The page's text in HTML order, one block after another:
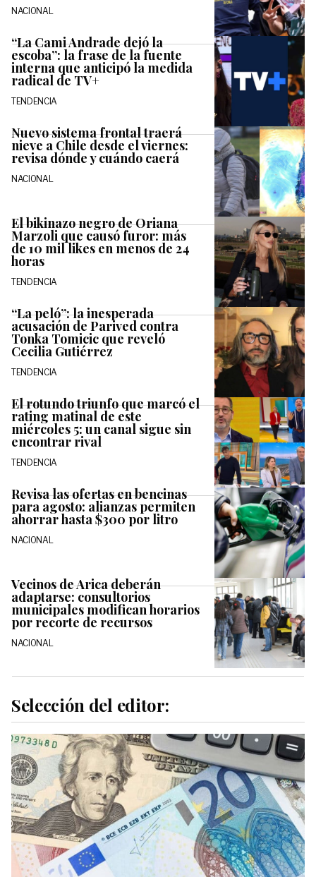
NACIONAL
“La Cami Andrade dejó la
escoba”: la frase de la fuente
interna que anticipó la medida
radical de TV+
TENDENCIA
Nuevo sistema frontal traerá
nieve a Chile desde el viernes:
revisa dónde y cuándo caerá
NACIONAL
El bikinazo negro de Oriana
Marzoli que causó furor: más
de 10 mil likes en menos de 24
horas
TENDENCIA
“La peló”: la inesperada
acusación de Parived contra
Tonka Tomicic que reveló
Cecilia Gutiérrez
TENDENCIA
El rotundo triunfo que marcó el
rating matinal de este
miércoles 5: un canal sigue sin
encontrar rival
TENDENCIA
Revisa las ofertas en bencinas
para agosto: alianzas permiten
ahorrar hasta $300 por litro
NACIONAL
Vecinos de Arica deberán
adaptarse: consultorios
municipales modifican horarios
por recorte de recursos
NACIONAL
Selección del editor: